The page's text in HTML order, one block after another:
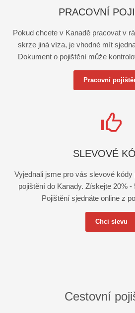
PRACOVNÍ
Pokud chcete v Kanadě pracovat v
skrze jiná víza, je vhodné mít
Dokument o pojištění může
Pracovní
SLEVOVÉ
Vyjednali jsme pro vás slevové
pojištění do Kanady. Získejte 20% -
Pojištění sjednáte online z
Chci slevu
Cestovní